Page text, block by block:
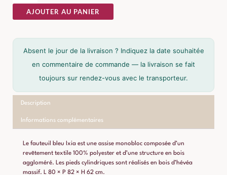
Métal
Ixia
AJOUTER AU PANIER
Absent le jour de la livraison ? Indiquez la date souhaitée
en commentaire de commande — la livraison se fait
toujours sur rendez-vous avec le transporteur.
Description
Informations complémentaires
Le fauteuil bleu Ixia est une assise monobloc composée d’un
revêtement textile 100% polyester et d’une structure en bois
aggloméré. Les pieds cylindriques sont réalisés en bois d’hévéa
massif. L 80 × P 82 × H 62 cm.